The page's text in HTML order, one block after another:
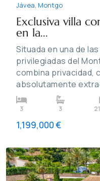
Jávea, Montgo
Exclusiva villa
en la...
Situada en una de
privilegiadas del
combina privacidad,
absolutamente
3 3
1,199,000 €
Lluca,